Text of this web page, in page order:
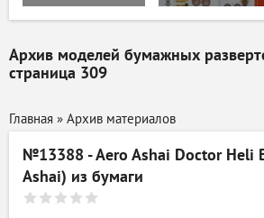
Архив моделей бумажных
страница 309
Главная » Архив материалов
№13388 - Aero Ashai Doctor Heli
Ashai) из бумаги